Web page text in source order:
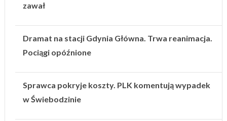
zawał
Dramat na stacji Gdynia Główna. Trwa reanimacja.
Pociągi opóźnione
Sprawca pokryje koszty. PLK komentują wypadek
w Świebodzinie